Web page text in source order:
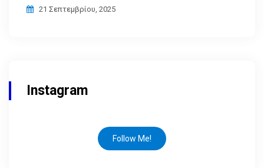
21 Σεπτεμβρίου, 2025
Instagram
Follow Me!